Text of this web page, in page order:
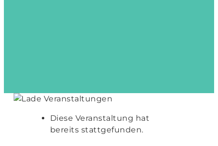
Diese Veranstaltung hat
bereits stattgefunden.